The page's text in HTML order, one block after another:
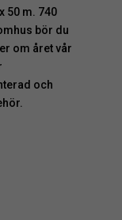
50 m. 740
bör du
om året vår
och